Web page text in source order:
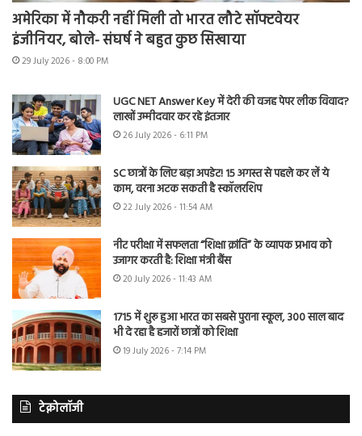
अमेरिका में नौकरी नहीं मिली तो भारत लौटे सॉफ्टवेयर
इंजीनियर, बोले- संघर्ष ने बहुत कुछ सिखाया
29 July 2026 - 8:00 PM
UGC NET Answer Key में देरी की वजह पेपर लीक विवाद?
लाखों उम्मीदवार कर रहे इंतजार
26 July 2026 - 6:11 PM
SC छात्रों के लिए बड़ा अपडेट! 15 अगस्त से पहले कर लें ये
काम, वरना अटक सकती है स्कॉलरशिप
22 July 2026 - 11:54 AM
नीट परीक्षा में सफलता “शिक्षा क्रांति” के व्यापक प्रभाव को
उजागर करती है: शिक्षा मंत्री बैंस
20 July 2026 - 11:43 AM
1715 में शुरू हुआ भारत का सबसे पुराना स्कूल, 300 साल बाद
भी दे रहा है हजारों छात्रों को शिक्षा
19 July 2026 - 7:14 PM
टेक्नोलॉजी